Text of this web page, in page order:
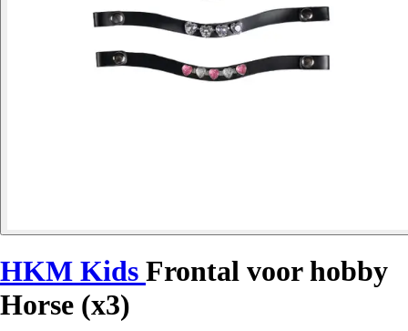
HKM Kids Frontal voor hobby
Horse (x3)